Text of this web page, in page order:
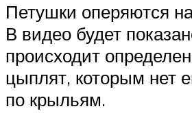
Петушки оперяются
В видео будет
происходит
цыплят, которым нет
по крыльям.